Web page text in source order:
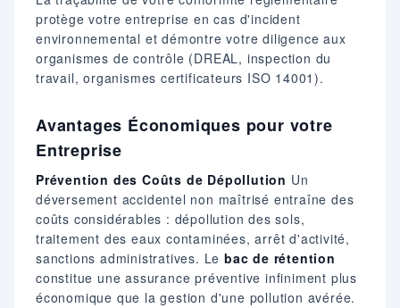
protège votre entreprise en cas d'incident
environnemental et démontre votre diligence aux
organismes de contrôle (DREAL, inspection du
travail, organismes certificateurs ISO 14001).
Avantages Économiques pour votre
Entreprise
Prévention des Coûts de Dépollution Un
déversement accidentel non maîtrisé entraîne des
coûts considérables : dépollution des sols,
traitement des eaux contaminées, arrêt d'activité,
sanctions administratives. Lebac de rétention
constitue une assurance préventive infiniment plus
économique que la gestion d'une pollution avérée.